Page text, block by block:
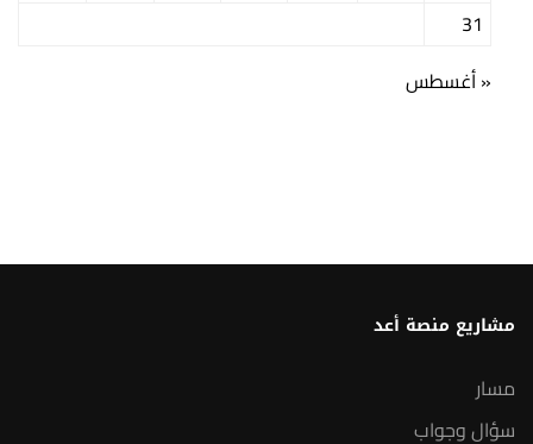
31
« أغسطس
مشاريع منصة أعد
مسار
سؤال وجواب